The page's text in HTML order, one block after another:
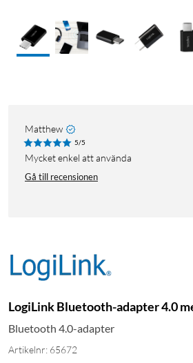
Matthew
5/5
Mycket enkel att använda
Gå till recensionen
LogiLink Bluetooth-adapter 4.0
Bluetooth 4.0-adapter
Artikelnr: 65672